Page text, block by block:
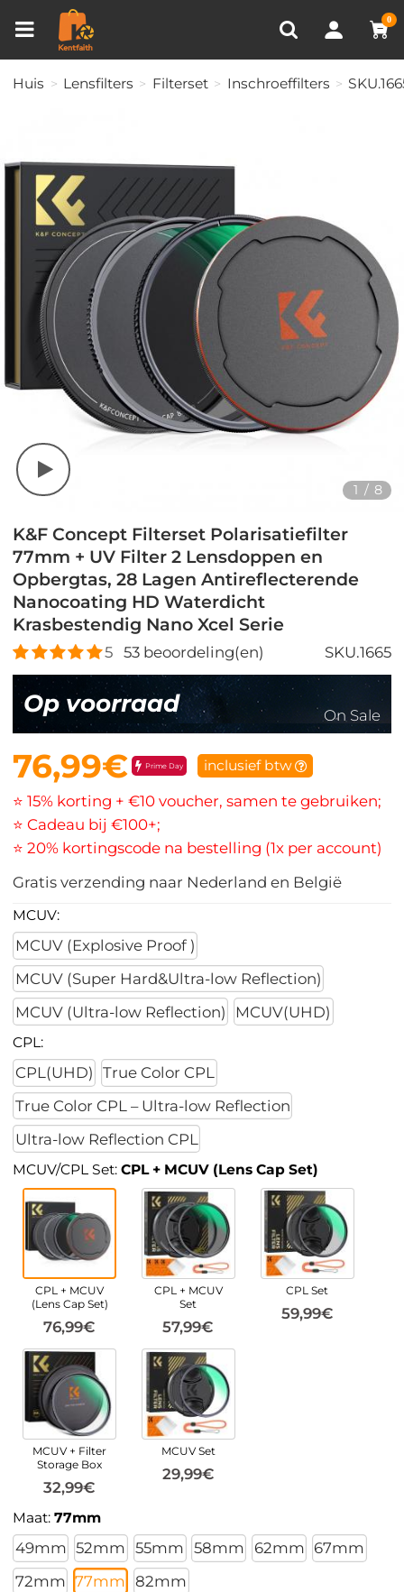
0
RECENT BEKEKEN
Huis Lensfilters Filterset Inschroeffilters
1 / 8
K&F Concept Filterset Polarisatiefilter
77mm + UV Filter 2 Lensdoppen en
Opbergtas, 28 Lagen Antireflecterende
Nanocoating HD Waterdicht
Krasbestendig Nano Xcel Serie
5 53beoordeling(en) SKU.1665
Op voorraad On Sale
76,99€ Prime Day inclusief btw
⭐ 15% korting + €10 voucher, samen te gebruiken;
⭐ Cadeau bij €100+;
⭐ 20% kortingscode na bestelling (1x per account)
Gratis verzending naar Nederland en België
MCUV:
MCUV (Explosive Proof )
MCUV (Super Hard&Ultra-low Reflection)
MCUV (Ultra-low Reflection)
MCUV(UHD)
CPL:
CPL(UHD)
True Color CPL
True Color CPL – Ultra-low Reflection
Ultra-low Reflection CPL
MCUV/CPL Set:CPL + MCUV (Lens Cap Set)
CPL + MCUV
(Lens Cap Set)
76,99€
CPL + MCUV
Set
57,99€
CPL Set
59,99€
MCUV + Filter
Storage Box
32,99€
MCUV Set
29,99€
Maat:77mm
49mm 52mm 55mm 58mm 62mm 67mm
72mm 77mm 82mm